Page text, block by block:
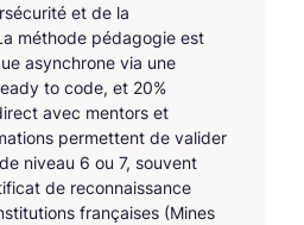
et de la
méthode pédagogie est
asynchrone via une
to code, et 20%
avec mentors et
permettent de valider
niveau 6 ou 7, souvent
de reconnaissance
françaises (Mines